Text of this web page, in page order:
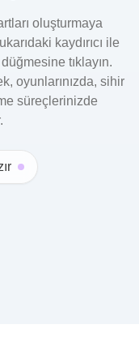
oluşturmaya
kaydırıcı ile
tıklayın.
oyunlarınızda, sihir
süreçlerinizde